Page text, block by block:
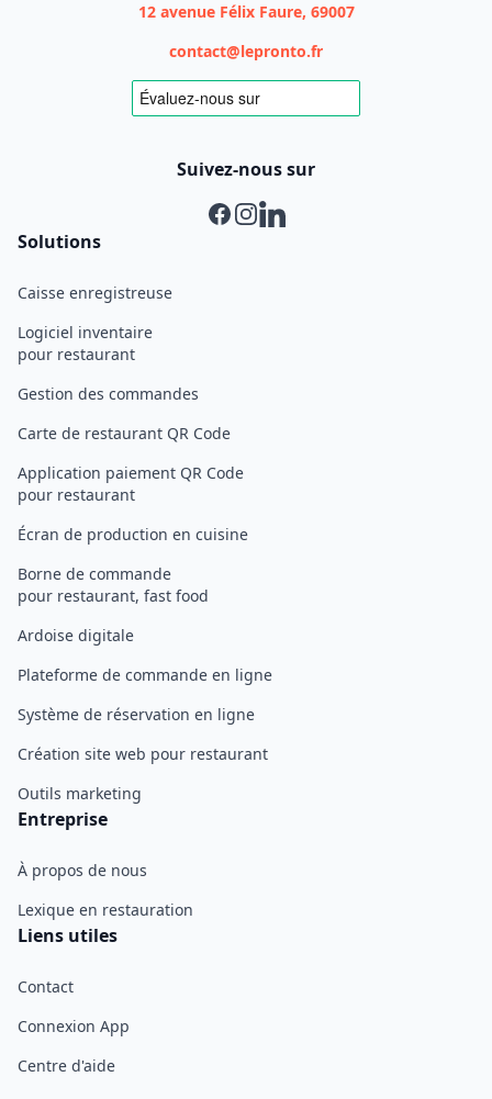
12 avenue Félix Faure, 69007
contact@lepronto.fr
Suivez-nous sur
Facebook
Instagram
Linkedin
Solutions
Caisse enregistreuse
Logiciel inventaire
pour restaurant
Gestion des commandes
Carte de restaurant QR Code
Application paiement QR Code
pour restaurant
Écran de production en cuisine
Borne de commande
pour restaurant, fast food
Ardoise digitale
Plateforme de commande en ligne
Système de réservation en ligne
Création site web pour restaurant
Outils marketing
Entreprise
À propos de nous
Lexique en restauration
Liens utiles
Contact
Connexion App
Centre d'aide